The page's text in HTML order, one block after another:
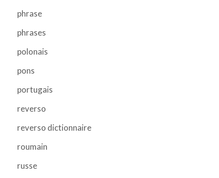
phrase
phrases
polonais
pons
portugais
reverso
reverso dictionnaire
roumain
russe